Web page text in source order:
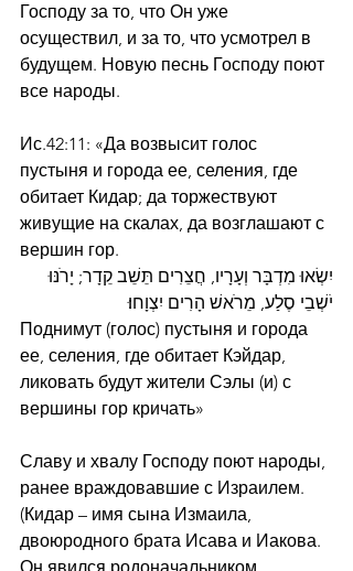
Господу за то, что Он уже
осуществил, и за то, что усмотрел в
будущем. Новую песнь Господу поют
все народы.
Ис.42:11: «Да возвысит голос
пустыня и города ее, селения, где
обитает Кидар; да торжествуют
живущие на скалах, да возглашают с
вершин гор.
יִשְׂאוּ מִדְבָּר וְעָרָיו, חֲצֵרִים תֵּשֵׁב קֵדָר; יָרֹנּוּ
יֹשְׁבֵי סֶלַע, מֵרֹאשׁ הָרִים יִצְוָחוּ׃
Поднимут (голос) пустыня и города
ее, селения, где обитает Кэйдар,
ликовать будут жители Сэлы (и) с
вершины гор кричать»
Славу и хвалу Господу поют народы,
ранее враждовавшие с Израилем.
(Кидар – имя сына Измаила,
двоюродного брата Исава и Иакова.